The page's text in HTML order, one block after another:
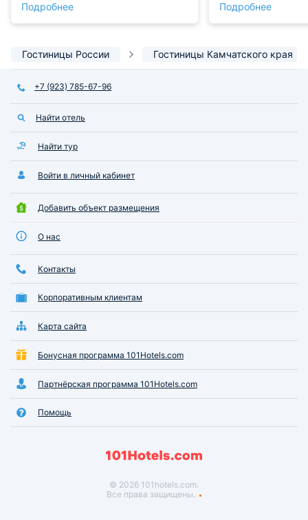
людей. Непередаваемые
впечатления - всем советую!!
Подробнее
Камчатки в
столовых
любители
приготовления
но в двух
маршрутов,
можно
центральную
экскурсионный
гостиничных.
любителям
Подробнее
Гостиницы России Гостиницы Камчатского края
+7 (923) 785-67-96
Найти отель
Найти тур
Войти в личный кабинет
Добавить объект размещения
О нас
Контакты
Корпоративным клиентам
Карта сайта
Бонусная программа 101Hotels.com
Партнёрская программа 101Hotels.com
Помощь
© 2026 101hotels.com.
Все права защищены.